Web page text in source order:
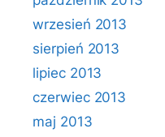
wrzesień 2013
sierpień 2013
lipiec 2013
czerwiec 2013
maj 2013